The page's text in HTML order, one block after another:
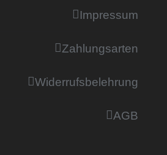
Impressum
Zahlungsarten
Widerrufsbelehrung
AGB